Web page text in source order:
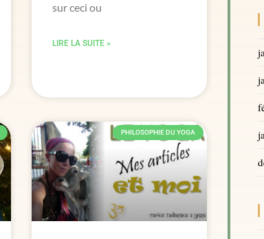
sur ceci ou
LIRE LA SUITE »
PHILOSOPHIE DU YOGA